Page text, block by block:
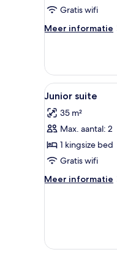
Gratis wifi
Meer informatie
Meer
Twin
kamer
Alle
foto's
voor
Junior
suite
laden
7
Junior suite
35 m²
Max. aantal: 2
1 kingsize bed
Gratis wifi
Meer informatie
Meer